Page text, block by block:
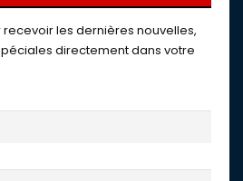
les dernières nouvelles,
directement dans votre